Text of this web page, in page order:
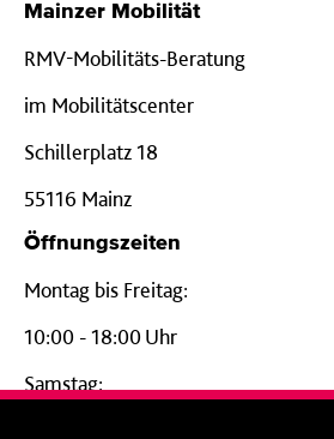
Mainzer Mobilität
RMV-Mobilitäts-Beratung
im Mobilitätscenter
Schillerplatz 18
55116 Mainz
Öffnungszeiten
Montag bis Freitag:
10:00 - 18:00 Uhr
Samstag: